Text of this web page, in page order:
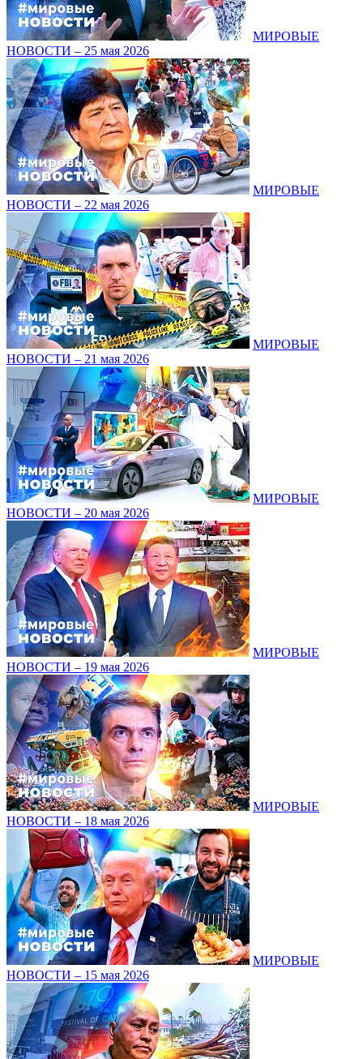
МИРОВЫЕ
НОВОСТИ – 25 мая 2026
МИРОВЫЕ
НОВОСТИ – 22 мая 2026
МИРОВЫЕ
НОВОСТИ – 21 мая 2026
МИРОВЫЕ
НОВОСТИ – 20 мая 2026
МИРОВЫЕ
НОВОСТИ – 19 мая 2026
МИРОВЫЕ
НОВОСТИ – 18 мая 2026
МИРОВЫЕ
НОВОСТИ – 15 мая 2026